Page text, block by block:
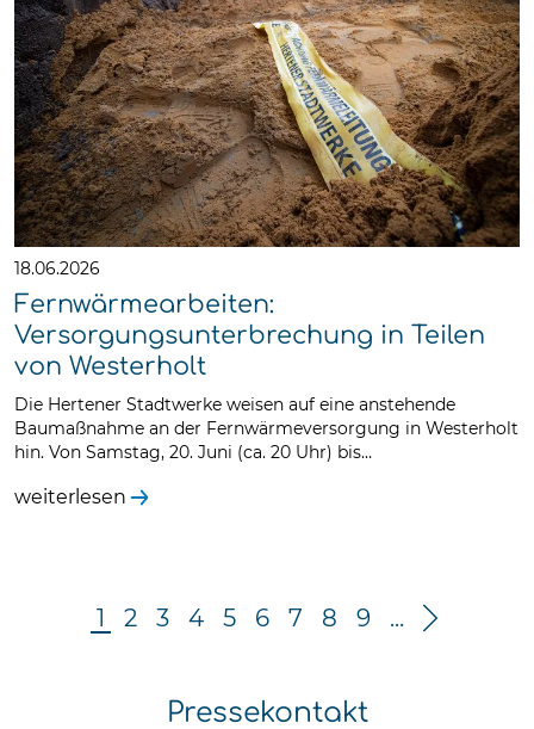
18.06.2026
Fernwärmearbeiten:
Versorgungsunterbrechung in Teilen
von Westerholt
Die Hertener Stadtwerke weisen auf eine anstehende
Baumaßnahme an der Fernwärmeversorgung in Westerholt
hin. Von Samstag, 20. Juni (ca. 20 Uhr) bis…
weiterlesen
1 2 3 4 5 6 7 8 9 ...
Pressekontakt